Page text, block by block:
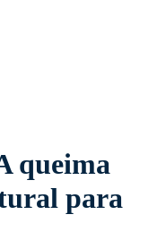
queima
para